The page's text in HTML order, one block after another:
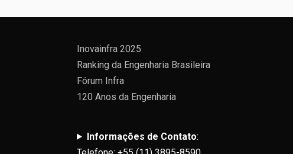
Inovainfra 2025
Ranking da Engenharia Brasileira
Fórum Infra
120 Anos da Engenharia
Informações de Contato: